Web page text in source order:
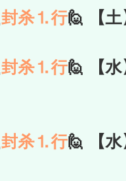
封杀⒈行🙋 【
封杀⒈行🙋 【
封杀⒈行🙋 【